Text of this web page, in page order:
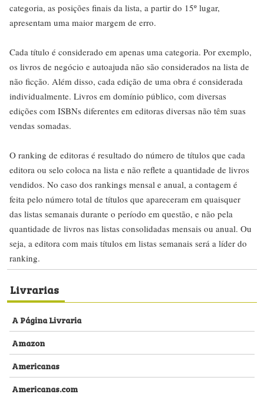
categoria, as posições finais da lista, a partir do 15º lugar,
apresentam uma maior margem de erro.
Cada título é considerado em apenas uma categoria. Por exemplo,
os livros de negócio e autoajuda não são considerados na lista de
não ficção. Além disso, cada edição de uma obra é considerada
individualmente. Livros em domínio público, com diversas
edições com ISBNs diferentes em editoras diversas não têm suas
vendas somadas.
O ranking de editoras é resultado do número de títulos que cada
editora ou selo coloca na lista e não reflete a quantidade de livros
vendidos. No caso dos rankings mensal e anual, a contagem é
feita pelo número total de títulos que apareceram em quaisquer
das listas semanais durante o período em questão, e não pela
quantidade de livros nas listas consolidadas mensais ou anual. Ou
seja, a editora com mais títulos em listas semanais será a líder do
ranking.
Livrarias
A Página Livraria
Amazon
Americanas
Americanas.com